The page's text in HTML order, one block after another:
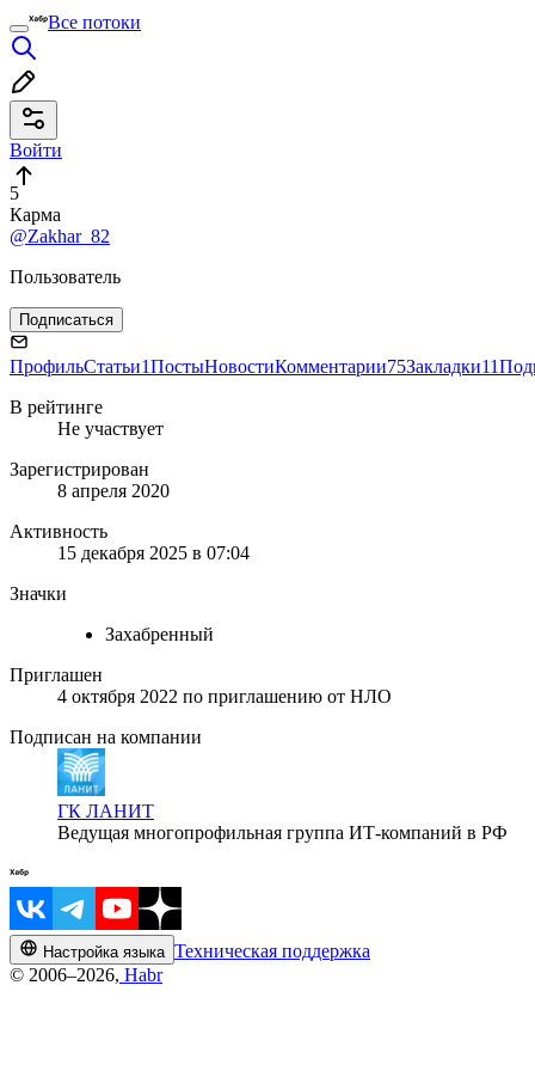
Все потоки
Войти
5
Карма
@Zakhar_82
Пользователь
Подписаться
ПрофильСтатьи1ПостыНовостиКомментарии75Закладки11
В рейтинге
Не участвует
Зарегистрирован
8 апреля 2020
Активность
15 декабря 2025 в 07:04
Значки
Захабренный
Приглашен
4 октября 2022 по приглашению от НЛО
Подписан на компании
ГК ЛАНИТ
Ведущая многопрофильная группа ИТ-компаний в РФ
Настройка языка Техническая поддержка
© 2006–2026, Habr